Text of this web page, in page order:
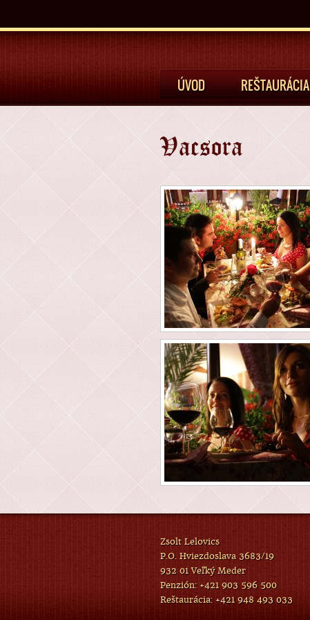
ÚVOD REŠTAURÁCIA
Vacsora
Zsolt Lelovics
P.O. Hviezdoslava 3683/19
932 01 Veľký Meder
Penzión: +421 903 596 500
Reštaurácia: +421 948 493 033